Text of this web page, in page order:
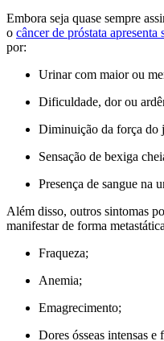
Embora seja quase sempre
o câncer de próstata apresenta
por:
Urinar com maior ou
Dificuldade, dor ou
Diminuição da força do
Sensação de bexiga
Presença de sangue na
Além disso, outros sintomas
manifestar de forma
Fraqueza;
Anemia;
Emagrecimento;
Dores ósseas intensas e